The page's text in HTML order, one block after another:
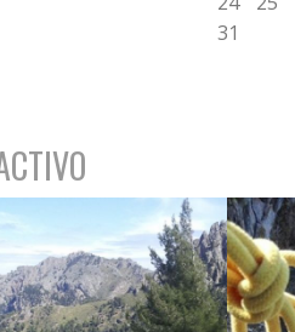
31